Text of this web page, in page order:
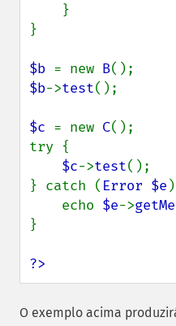
}
}
$b = new B
$b->test();
$c = new C();
try {
$c->test();
} catch ( Error $e
    echo
$e->
}
?>
O exemplo acima